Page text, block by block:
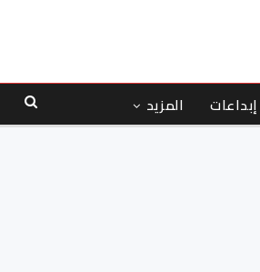
إبداعات المزيد